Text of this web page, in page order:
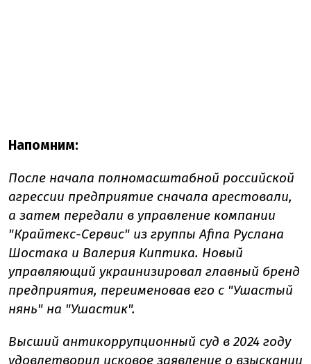
Напомним:
После начала полномасштабной российской
агрессии предприятие сначала арестовали,
а затем передали в управление компании
"Крайтекс-Сервис" из группы Afina Руслана
Шостака и Валерия Киптика. Новый
управляющий украинизировал главный бренд
предприятия, переименовав его с "Ушастый
нянь" на "Ушастик".
Высший антикоррупционный суд в 2024 году
удовлетворил исковое заявление о взыскании